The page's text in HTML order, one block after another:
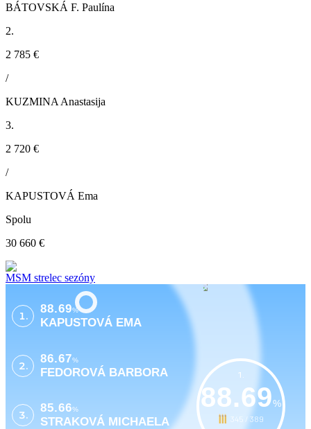
BÁTOVSKÁ F. Paulína
2.
2 785 €
/
KUZMINA Anastasija
3.
2 720 €
/
KAPUSTOVÁ Ema
Spolu
30 660 €
MSM strelec sezóny
1.
88.69%
KAPUSTOVÁ EMA
2.
86.67%
FEDOROVÁ BARBORA
3.
85.66%
STRAKOVÁ MICHAELA
1.
88.69%
345 / 389